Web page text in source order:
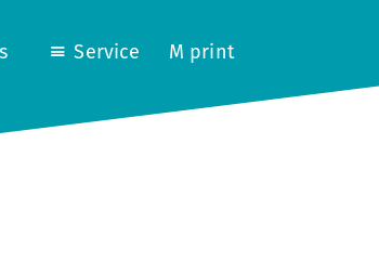
Service M print